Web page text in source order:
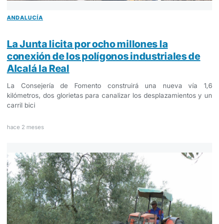
ANDALUCÍA
La Junta licita por ocho millones la
conexión de los polígonos industriales de
Alcalá la Real
La Consejería de Fomento construirá una nueva vía 1,6
kilómetros, dos glorietas para canalizar los desplazamientos y un
carril bici
hace 2 meses